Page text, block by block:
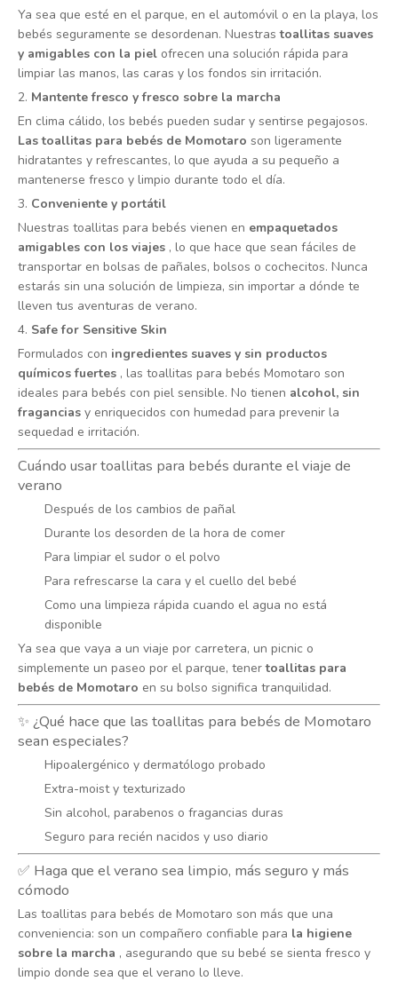
Ya sea que esté en el parque, en el automóvil o en la playa, los
bebés seguramente se desordenan. Nuestrastoallitas suaves
y amigables con la piel ofrecen una solución rápida para
limpiar las manos, las caras y los fondos sin irritación.
2. Mantente fresco y fresco sobre la marcha
En clima cálido, los bebés pueden sudar y sentirse pegajosos.
Las toallitas para bebés de Momotaro son ligeramente
hidratantes y refrescantes, lo que ayuda a su pequeño a
mantenerse fresco y limpio durante todo el día.
3. Conveniente y portátil
Nuestras toallitas para bebés vienen en empaquetados
amigables con los viajes , lo que hace que sean fáciles de
transportar en bolsas de pañales, bolsos o cochecitos. Nunca
estarás sin una solución de limpieza, sin importar a dónde te
lleven tus aventuras de verano.
4. Safe for Sensitive Skin
Formulados con ingredientes suaves y sin productos
químicos fuertes , las toallitas para bebés Momotaro son
ideales para bebés con piel sensible. No tienen alcohol, sin
fragancias y enriquecidos con humedad para prevenir la
sequedad e irritación.
Cuándo usar toallitas para bebés durante el viaje de
verano
Después de los cambios de pañal
Durante los desorden de la hora de comer
Para limpiar el sudor o el polvo
Para refrescarse la cara y el cuello del bebé
Como una limpieza rápida cuando el agua no está
disponible
Ya sea que vaya a un viaje por carretera, un picnic o
simplemente un paseo por el parque, tenertoallitas para
bebés de Momotaro en su bolso significa tranquilidad.
✨ ¿Qué hace que las toallitas para bebés de Momotaro
sean especiales?
Hipoalergénico y dermatólogo probado
Extra-moist y texturizado
Sin alcohol, parabenos o fragancias duras
Seguro para recién nacidos y uso diario
✅ Haga que el verano sea limpio, más seguro y más
cómodo
Las toallitas para bebés de Momotaro son más que una
conveniencia: son un compañero confiable para la higiene
sobre la marcha , asegurando que su bebé se sienta fresco y
limpio donde sea que el verano lo lleve.